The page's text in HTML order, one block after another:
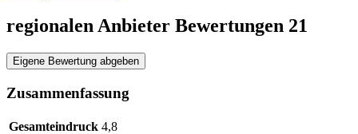
regionalen Anbieter Bewertungen 21
Eigene Bewertung abgeben
Zusammenfassung
Gesamteindruck 4,8